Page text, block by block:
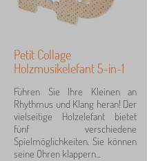
Petit Collage
Holzmusikelefant 5-in-1
Führen Sie Ihre Kleinen an
Rhythmus und Klang heran! Der
vielseitige Holzelefant bietet
fünf verschiedene
Spielmöglichkeiten. Sie können
seine Ohren klappern...